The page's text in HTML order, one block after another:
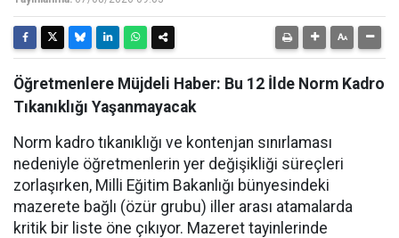
Öğretmenlere Müjdeli Haber: Bu 12 İlde Norm Kadro
Tıkanıklığı Yaşanmayacak
Norm kadro tıkanıklığı ve kontenjan sınırlaması
nedeniyle öğretmenlerin yer değişikliği süreçleri
zorlaşırken, Milli Eğitim Bakanlığı bünyesindeki
mazerete bağlı (özür grubu) iller arası atamalarda
kritik bir liste öne çıkıyor. Mazeret tayinlerinde